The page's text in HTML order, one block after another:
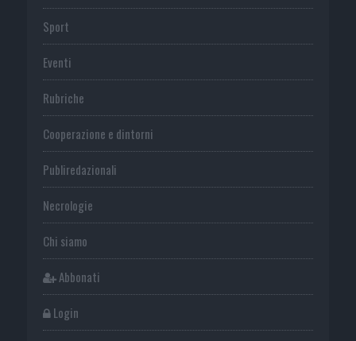
Sport
Eventi
Rubriche
Cooperazione e dintorni
Publiredazionali
Necrologie
Chi siamo
Abbonati
Login